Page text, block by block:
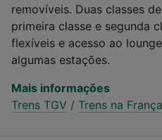
removíveis. Duas classes
primeira classe e segunda
flexíveis e acesso ao
algumas estações.
Mais informações
Trens TGV / Trens na França